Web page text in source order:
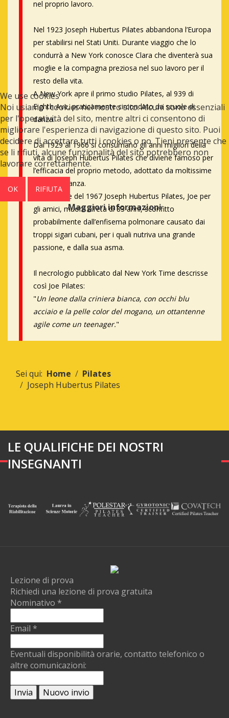
nel proprio lavoro.
Nel 1923 Joseph Hubertus Pilates abbandona l’Europa
per stabilirsi nel Stati Uniti. Durante viaggio che lo
condurrà a New York conosce Clara che diventerà sua
moglie e la compagna preziosa nel suo lavoro per il
resto della vita.
A New York apre il primo studio Pilates, al 939 di
Eighth Ave, praticamente circondato da scuole di
danza.
Dal 1929 al 1966 si consumano gli anni migliori della
vita di Joseph Hubertus Pilates che diviene famoso per
l’efficacia del proprio metodo, adottato da moltissime
scuole di danza.
Nell’ottobre del 1967 Joseph Hubertus Pilates, Joe per
gli amici, muore all’età di 83 anni, sconfitto
probabilmente dall’enfisema polmonare causato dai
troppi sigari cubani, per i quali nutriva una grande
passione, e dalla sua asma.
Il necrologio pubblicato dal New York Time descrisse
così Joe Pilates:
"Un leone dalla criniera bianca, con occhi blu
acciaio e la pelle color del mogano, un ottantenne
agile come un teenager."
Sei qui: Home
Pilates
Joseph Hubertus Pilates
LE QUALIFICHE DEI NOSTRI
INSEGNANTI
Lezione di prova
Richiedi una lezione di prova gratuita
Nominativo *
Email *
Eventuali disponibilità orarie, contatto telefonico o
altre comunicazioni:
We use cookies
Noi usiamo i cookies nel nostro sito. Alcuni sono essenziali
per l'operatività del sito, mentre altri ci consentono di
migliorare l'esperienza di navigazione di questo sito. Puoi
decidere di accettare tutti i cookies o no. Tieni presente che
se li rifiuti, alcune funzionalità del sito potrebbero non
lavorare correttamente.
OK RIFIUTA
Maggiori informazioni